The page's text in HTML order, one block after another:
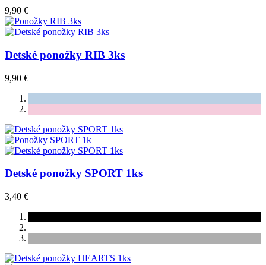
9,90 €
Detské ponožky RIB 3ks
9,90 €
Detské ponožky SPORT 1ks
3,40 €